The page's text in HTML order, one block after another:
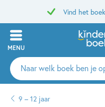
Vind het
MENU
Zoeken
naar
auteurs
9 – 12 jaar